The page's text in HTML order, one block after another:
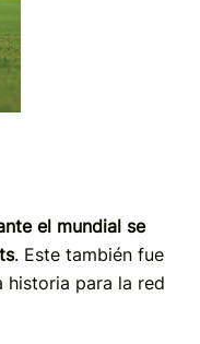
el mundial se
. Este también fue
historia para la red